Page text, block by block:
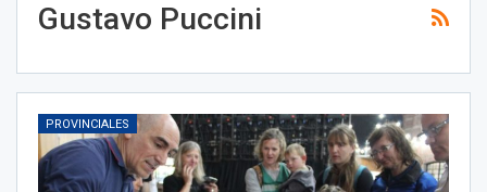
Gustavo Puccini
PROVINCIALES